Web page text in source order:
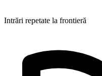
Intrări repetate la frontieră